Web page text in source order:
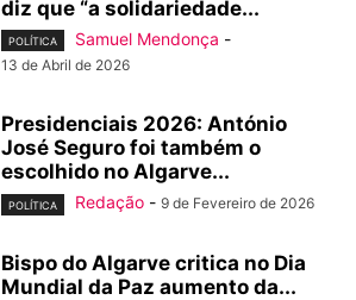
diz que “a solidariedade...
POLÍTICA Samuel Mendonça -
13 de Abril de 2026
Presidenciais 2026: António
José Seguro foi também o
escolhido no Algarve...
POLÍTICA Redação - 9 de Fevereiro de 2026
Bispo do Algarve critica no Dia
Mundial da Paz aumento da...